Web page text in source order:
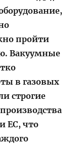
пройти
Вакуумные
в газовых
строгие
ЕС, что